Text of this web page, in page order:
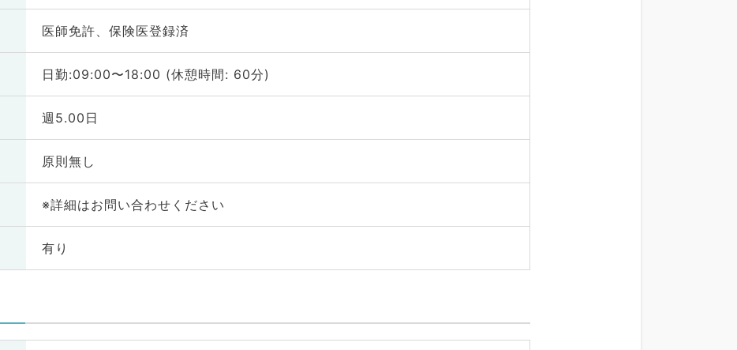
医師免許、保険医登録済
日勤:09:00〜18:00 (休憩時間: 60分)
週5.00日
原則無し
※詳細はお問い合わせください
有り